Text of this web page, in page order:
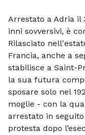
Arrestato a Adria il
inni sovversivi, è
Rilasciato
Francia, anche a
stabilisce a Saint-
la sua futura
sposare solo nel
moglie - con la
arrestato in
protesta dopo